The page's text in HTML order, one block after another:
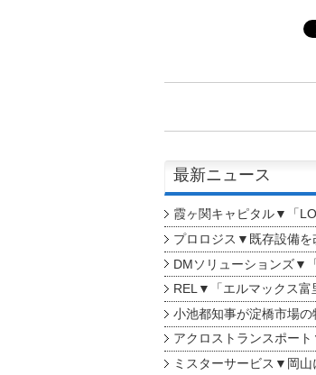
最新ニュース
霞ヶ関キャピタル▼「
プロロジス▼既存設備を
DMソリューションズ▼
REL▼「エルマックス富
小池都知事が淀橋市場
アクロストランスポー
ミスターサービス▼岡山